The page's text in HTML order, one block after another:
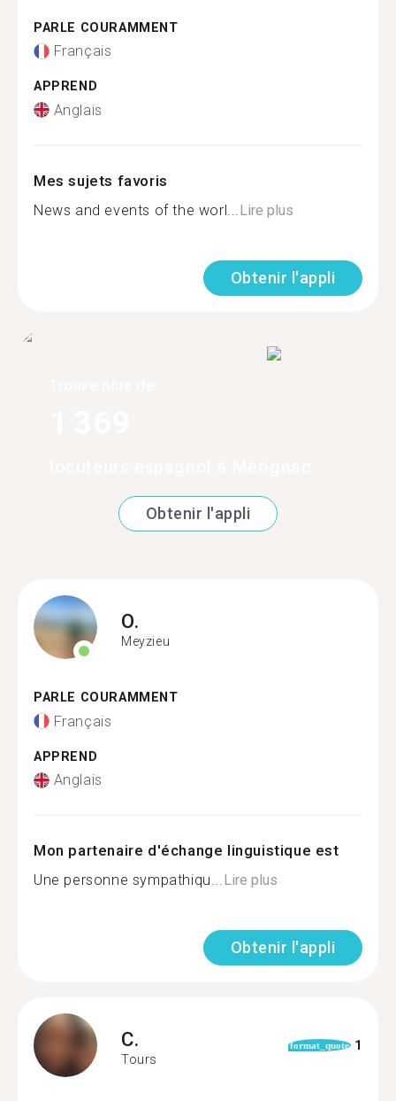
PARLE COURAMMENT
Français
APPREND
Anglais
Mes sujets favoris
News and events of the worl... Lire plus
Obtenir l'appli
Obtenir l'appli
O.
Meyzieu
PARLE COURAMMENT
Français
APPREND
Anglais
Mon partenaire d'échange linguistique est
Une personne sympathiqu...Lire plus
Obtenir l'appli
C.
Tours
format_quote 1